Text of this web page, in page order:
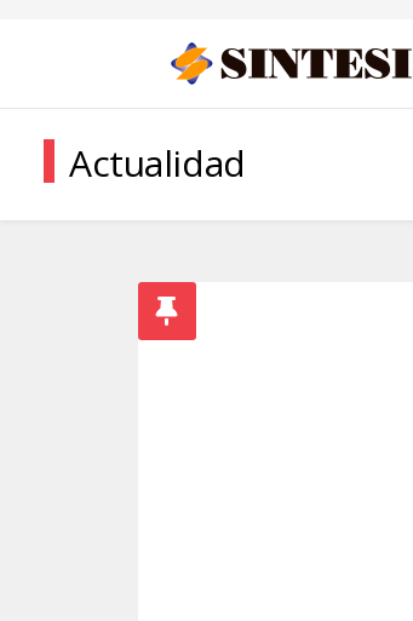
Actualidad